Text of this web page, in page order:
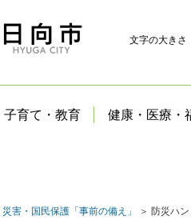
文字の大きさ
子育て・教育 健康・医療・
害・国民保護「事前の備え」 ＞ 防災ハ